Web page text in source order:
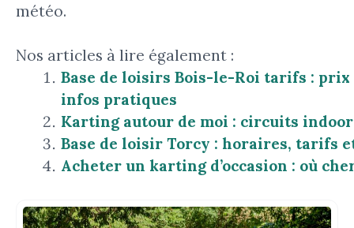
météo.
Nos articles à lire également :
Base de loisirs Bois-le-Roi tarifs : prix
infos pratiques
Karting autour de moi : circuits
Base de loisir Torcy : horaires, tarifs
Acheter un karting d’occasion : où